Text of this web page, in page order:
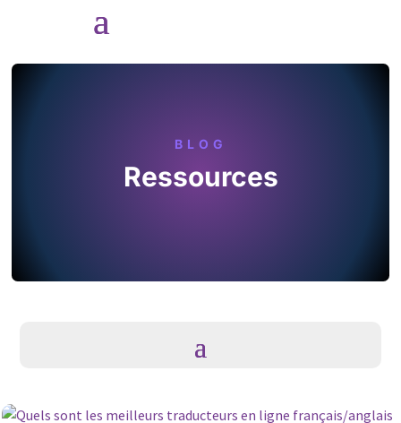
BLOG
Ressources